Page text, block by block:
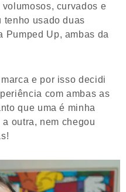
curvados e
tenho usado duas
Pumped Up, ambas da
e por isso decidi
com ambas as
que uma é minha
outra, nem chegou